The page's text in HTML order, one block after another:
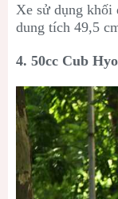
Xe sử dụng
dung tích 49,5
4. 50cc Cub